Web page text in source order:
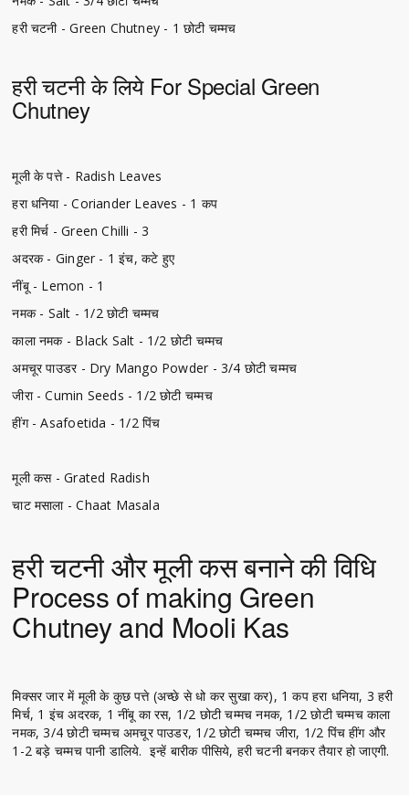
हरी चटनी - Green Chutney - 1 छोटी चम्मच
हरी चटनी के लिये For Special Green
Chutney
मूली के पत्ते - Radish Leaves
हरा धनिया - Coriander Leaves - 1 कप
हरी मिर्च - Green Chilli - 3
अदरक - Ginger - 1 इंच, कटे हुए
नींबू - Lemon - 1
नमक - Salt - 1/2 छोटी चम्मच
काला नमक - Black Salt - 1/2 छोटी चम्मच
अमचूर पाउडर - Dry Mango Powder - 3/4 छोटी चम्मच
जीरा - Cumin Seeds - 1/2 छोटी चम्मच
हींग - Asafoetida - 1/2 पिंच
मूली कस - Grated Radish
चाट मसाला - Chaat Masala
हरी चटनी और मूली कस बनाने की विधि
Process of making Green
Chutney and Mooli Kas
मिक्सर जार में मूली के कुछ पत्ते (अच्छे से धो कर सुखा कर), 1 कप हरा धनिया, 3 हरी
मिर्च, 1 इंच अदरक, 1 नींबू का रस, 1/2 छोटी चम्मच नमक, 1/2 छोटी चम्मच काला
नमक, 3/4 छोटी चम्मच अमचूर पाउडर, 1/2 छोटी चम्मच जीरा, 1/2 पिंच हींग और
1-2 बड़े चम्मच पानी डालिये. इन्हें बारीक पीसिये, हरी चटनी बनकर तैयार हो जाएगी.